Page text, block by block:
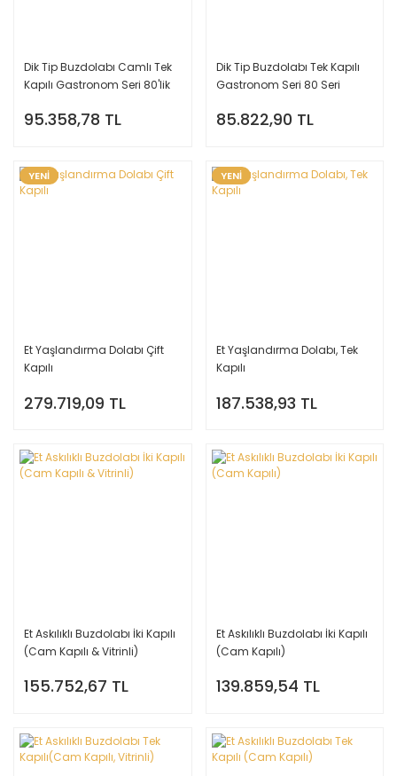
Dik Tip Buzdolabı Camlı Tek
Kapılı Gastronom Seri 80'lik
95.358,78 TL
Dik Tip Buzdolabı Tek Kapılı
Gastronom Seri 80 Seri
85.822,90 TL
YENİ
Et Yaşlandırma Dolabı Çift
Kapılı
279.719,09 TL
YENİ
Et Yaşlandırma Dolabı, Tek
Kapılı
187.538,93 TL
Et Askılıklı Buzdolabı İki Kapılı
(Cam Kapılı & Vitrinli)
155.752,67 TL
Et Askılıklı Buzdolabı İki Kapılı
(Cam Kapılı)
139.859,54 TL